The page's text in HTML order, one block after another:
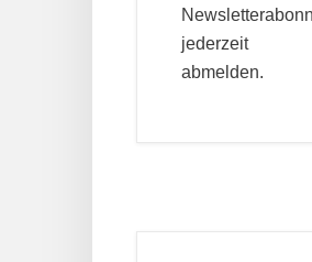
jederzeit
abmelden.